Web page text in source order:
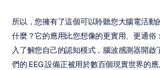
所以，您擁有了這個可以聆聽您大腦電活動
什麼？它的應用比您想像的更實用、更通俗
入了解您自己的認知模式，腦波感測器開
們的 EEG 設備正被用於數百個現實世界的